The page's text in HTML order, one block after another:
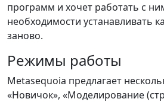
программ и хочет работать с
необходимости устанавливать
заново.
Режимы работы
Metasequoia предлагает
«Новичок», «Моделирование